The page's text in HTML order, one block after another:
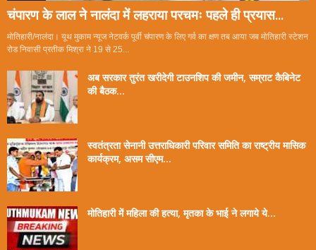
चंपारण के लाल ने नालंदा में लहराया परचमः पहले ही प्रयास...
मोतिहारी/नालंदा। यूथ मुकाम न्यूज नेटवर्क पूर्वी चंपारण के लिए गर्व का क्षण तब आया जब मोतिहारी स्टेशन
रोड निवासी प्रतीक मिश्रा ने 19 से 25...
अब सरकार तुरंत खरीदेगी टाउनशिप की जमीन, सम्राट कैबिनेट
की बैठक...
स्वतंत्रता सेनानी उत्तराधिकारी परिवार समिति का राष्ट्रीय मासिक
कार्यक्रम, असम सीएम...
मोतिहारी में महिला की हत्या, मृतका के भाई ने लगाये ये...